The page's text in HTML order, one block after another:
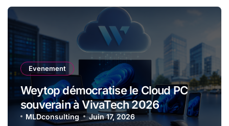
Evenement
Weytop démocratise le Cloud PC
souverain à VivaTech 2026
MLDconsulting Juin 17, 2026